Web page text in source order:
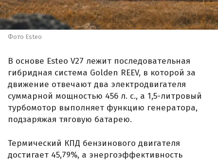
Фото Esteo
В основе Esteo V27 лежит последовательная
гибридная система Golden REEV, в которой за
движение отвечают два электродвигателя
суммарной мощностью 456 л. с., а 1,5-литровый
турбомотор выполняет функцию генератора,
подзаряжая тяговую батарею.
Термический КПД бензинового двигателя
достигает 45,79%, а энергоэффективность